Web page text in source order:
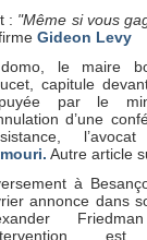
: "Même si vous
Gideon Levy
le maire
capitule
par le
d’une
Autre article
à
annonce dans
est